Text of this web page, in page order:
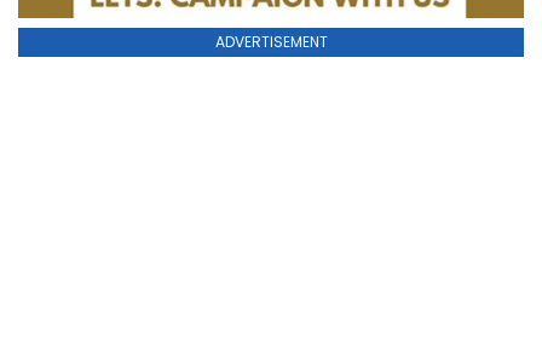
ADVERTISEMENT